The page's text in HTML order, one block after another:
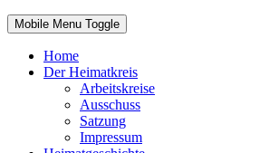
Mobile Menu Toggle
Home
Der Heimatkreis
Arbeitskreise
Ausschuss
Satzung
Impressum